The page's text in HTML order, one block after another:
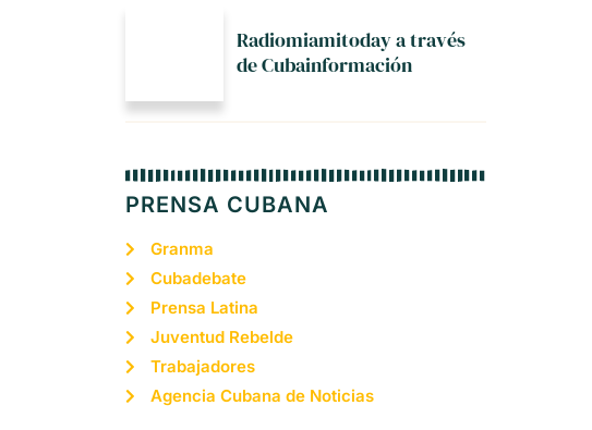
Radiomiamitoday a través
de Cubainformación
PRENSA CUBANA
Granma
Cubadebate
Prensa Latina
Juventud Rebelde
Trabajadores
Agencia Cubana de Noticias